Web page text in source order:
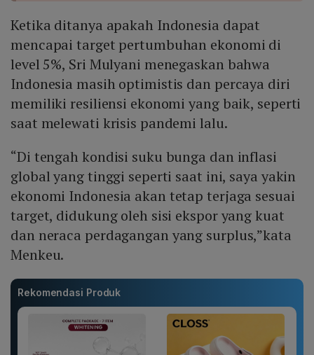
Ketika ditanya apakah Indonesia dapat
mencapai target pertumbuhan ekonomi di
level 5%, Sri Mulyani menegaskan bahwa
Indonesia masih optimistis dan percaya diri
memiliki resiliensi ekonomi yang baik, seperti
saat melewati krisis pandemi lalu.
“Di tengah kondisi suku bunga dan inflasi
global yang tinggi seperti saat ini, saya yakin
ekonomi Indonesia akan tetap terjaga sesuai
target, didukung oleh sisi ekspor yang kuat
dan neraca perdagangan yang surplus,”kata
Menkeu.
Rekomendasi Produk